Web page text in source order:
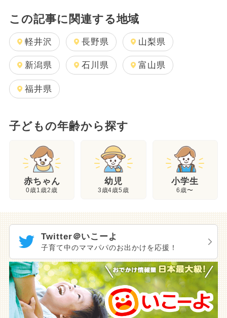
この記事に関連する地域
軽井沢 長野県 山梨県
新潟県 石川県 富山県
福井県
子どもの年齢から探す
赤ちゃん
0歳1歳2歳
幼児
3歳4歳5歳
小学生
6歳〜
Twitter＠いこーよ
子育て中のママパパのお出かけを応援！